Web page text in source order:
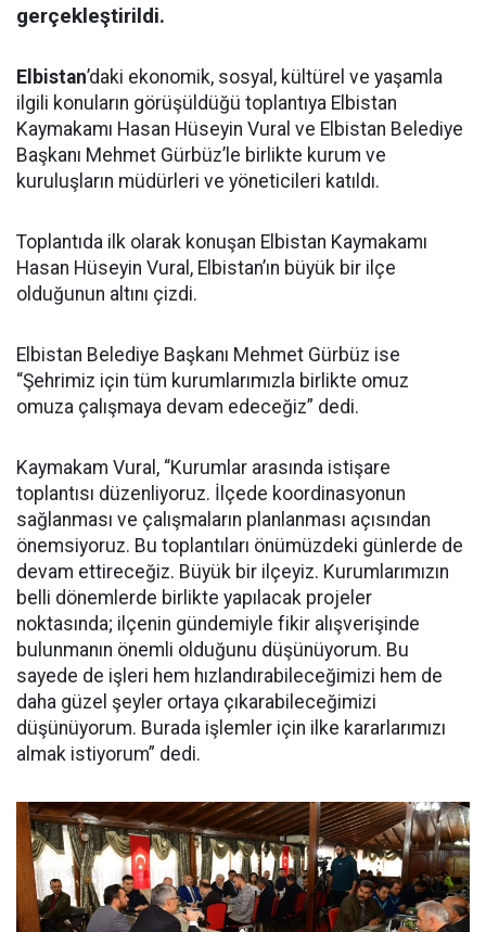
gerçekleştirildi.
Elbistan’daki ekonomik, sosyal, kültürel ve yaşamla
ilgili konuların görüşüldüğü toplantıya Elbistan
Kaymakamı Hasan Hüseyin Vural ve Elbistan Belediye
Başkanı Mehmet Gürbüz’le birlikte kurum ve
kuruluşların müdürleri ve yöneticileri katıldı.
Toplantıda ilk olarak konuşan Elbistan Kaymakamı
Hasan Hüseyin Vural, Elbistan’ın büyük bir ilçe
olduğunun altını çizdi.
Elbistan Belediye Başkanı Mehmet Gürbüz ise
“Şehrimiz için tüm kurumlarımızla birlikte omuz
omuza çalışmaya devam edeceğiz” dedi.
Kaymakam Vural, “Kurumlar arasında istişare
toplantısı düzenliyoruz. İlçede koordinasyonun
sağlanması ve çalışmaların planlanması açısından
önemsiyoruz. Bu toplantıları önümüzdeki günlerde de
devam ettireceğiz. Büyük bir ilçeyiz. Kurumlarımızın
belli dönemlerde birlikte yapılacak projeler
noktasında; ilçenin gündemiyle fikir alışverişinde
bulunmanın önemli olduğunu düşünüyorum. Bu
sayede de işleri hem hızlandırabileceğimizi hem de
daha güzel şeyler ortaya çıkarabileceğimizi
düşünüyorum. Burada işlemler için ilke kararlarımızı
almak istiyorum” dedi.